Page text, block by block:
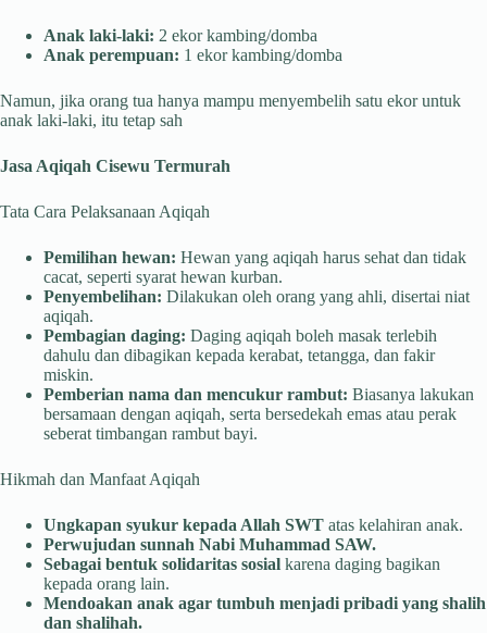
Anak laki-laki: 2 ekor kambing/domba
Anak perempuan: 1 ekor kambing/domba
Namun, jika orang tua hanya mampu menyembelih satu ekor untuk
anak laki-laki, itu tetap sah
Jasa Aqiqah Cisewu Termurah
Tata Cara Pelaksanaan Aqiqah
Pemilihan hewan: Hewan yang aqiqah harus sehat dan tidak
cacat, seperti syarat hewan kurban.
Penyembelihan: Dilakukan oleh orang yang ahli, disertai niat
aqiqah.
Pembagian daging: Daging aqiqah boleh masak terlebih
dahulu dan dibagikan kepada kerabat, tetangga, dan fakir
miskin.
Pemberian nama dan mencukur rambut: Biasanya lakukan
bersamaan dengan aqiqah, serta bersedekah emas atau perak
seberat timbangan rambut bayi.
Hikmah dan Manfaat Aqiqah
Ungkapan syukur kepada Allah SWT atas kelahiran anak.
Perwujudan sunnah Nabi Muhammad SAW.
Sebagai bentuk solidaritas sosial karena daging bagikan
kepada orang lain.
Mendoakan anak agar tumbuh menjadi pribadi yang shalih
dan shalihah.